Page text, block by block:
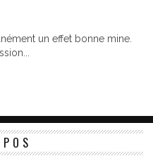
un effet bonne mine.